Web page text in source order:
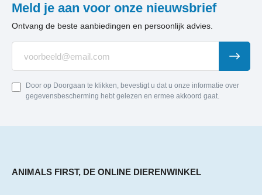
Meld je aan voor onze nieuwsbrief
Ontvang de beste aanbiedingen en persoonlijk advies.
Door op Doorgaan te klikken, bevestigt u dat u onze informatie over
gegevensbescherming hebt gelezen en ermee akkoord gaat.
ANIMALS FIRST, DE ONLINE DIERENWINKEL